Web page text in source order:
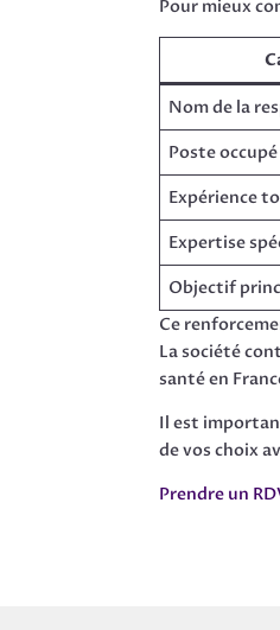
Pour mieux
Nom de la
Poste
Expérience
Expertise
Objectif
Ce
La société
santé en
Il est
de vos choix
Prendre un